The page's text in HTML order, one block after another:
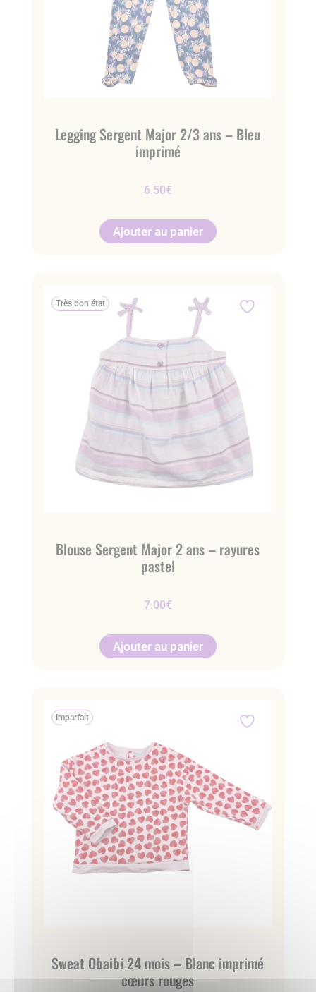
Legging Sergent Major 2/3 ans – Bleu
imprimé
6.50€
Ajouter au panier
Très bon état
Blouse Sergent Major 2 ans – rayures
pastel
7.00€
Ajouter au panier
Imparfait
Sweat Obaibi 24 mois – Blanc imprimé
cœurs rouges